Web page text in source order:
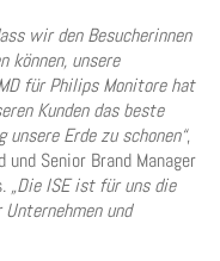
wir den Besucherinnen
können, unsere
für Philips Monitore hat
Kunden das beste
Erde zu schonen“,
Senior Brand Manager
„Die ISE ist für uns die
und